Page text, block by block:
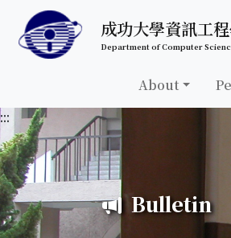
跳至中央內容區塊
成功大學資訊工
Department of Computer
About
:::
Bulletin